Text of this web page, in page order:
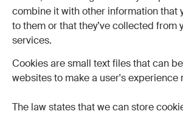
combine it with other information that
to them or that they’ve collected from
services.
Cookies are small text files that can
websites to make a user's experience
The law states that we can store